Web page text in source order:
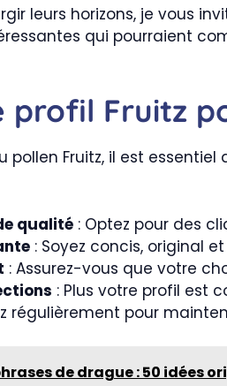
leurs horizons, je vous
qui pourraient
profil Fruitz
Fruitz, il est
qualité : Optez pour des
: Soyez concis, original
: Assurez-vous que votre
: Plus votre profil est
régulièrement pour
de drague : 50 idées